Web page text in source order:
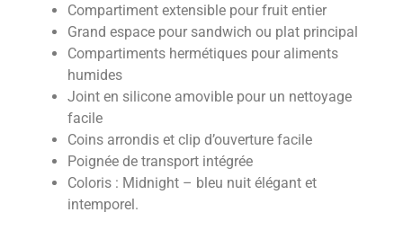
Compartiment extensible pour fruit entier
Grand espace pour sandwich ou plat principal
Compartiments hermétiques pour aliments
humides
Joint en silicone amovible pour un nettoyage
facile
Coins arrondis et clip d’ouverture facile
Poignée de transport intégrée
Coloris : Midnight – bleu nuit élégant et
intemporel.